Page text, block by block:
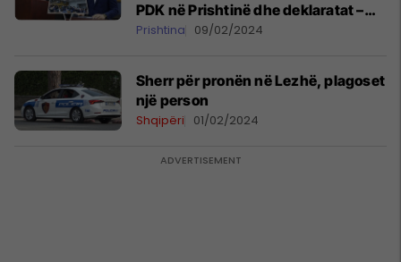
PDK në Prishtinë dhe deklaratat –
gjithçka nga seanca e kuvendit
Prishtina 09/02/2024
Sherr për pronën në Lezhë, plagoset
një person
Shqipëri 01/02/2024